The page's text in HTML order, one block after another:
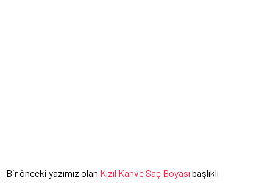
Bir önceki yazımız olan Kızıl Kahve Saç Boyası başlıklı